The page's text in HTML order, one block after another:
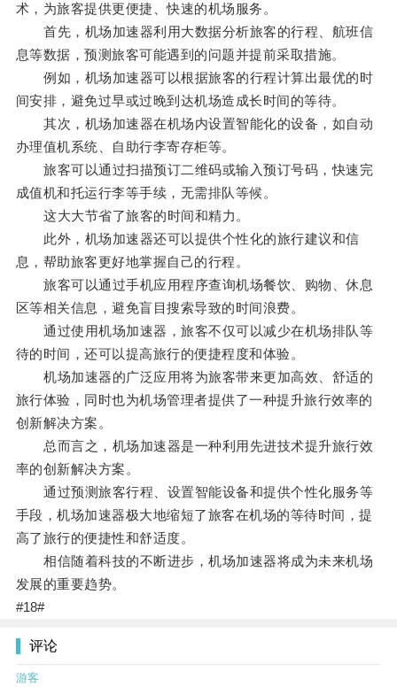
术，为旅客提供更便捷、快速的机场服务。
首先，机场加速器利用大数据分析旅客的行程、航班信
息等数据，预测旅客可能遇到的问题并提前采取措施。
例如，机场加速器可以根据旅客的行程计算出最优的时
间安排，避免过早或过晚到达机场造成长时间的等待。
其次，机场加速器在机场内设置智能化的设备，如自动
办理值机系统、自助行李寄存柜等。
旅客可以通过扫描预订二维码或输入预订号码，快速完
成值机和托运行李等手续，无需排队等候。
这大大节省了旅客的时间和精力。
此外，机场加速器还可以提供个性化的旅行建议和信
息，帮助旅客更好地掌握自己的行程。
旅客可以通过手机应用程序查询机场餐饮、购物、休息
区等相关信息，避免盲目搜索导致的时间浪费。
通过使用机场加速器，旅客不仅可以减少在机场排队等
待的时间，还可以提高旅行的便捷程度和体验。
机场加速器的广泛应用将为旅客带来更加高效、舒适的
旅行体验，同时也为机场管理者提供了一种提升旅行效率的
创新解决方案。
总而言之，机场加速器是一种利用先进技术提升旅行效
率的创新解决方案。
通过预测旅客行程、设置智能设备和提供个性化服务等
手段，机场加速器极大地缩短了旅客在机场的等待时间，提
高了旅行的便捷性和舒适度。
相信随着科技的不断进步，机场加速器将成为未来机场
发展的重要趋势。
#18#
评论
游客